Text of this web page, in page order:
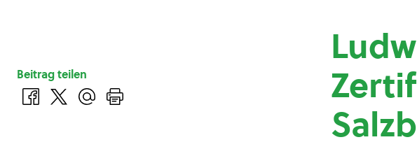
Beitrag teilen